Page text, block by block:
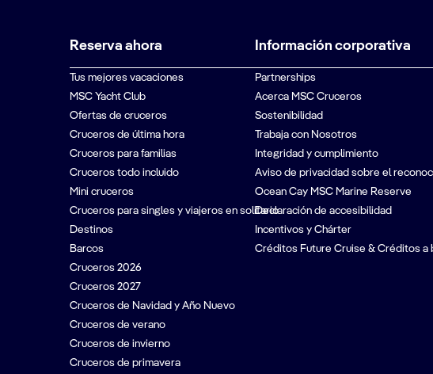
Reserva ahora
Tus mejores vacaciones
MSC Yacht Club
Ofertas de cruceros
Cruceros de última hora
Cruceros para familias
Cruceros todo incluido
Mini cruceros
Cruceros para singles y viajeros en solitario
Destinos
Barcos
Cruceros 2026
Cruceros 2027
Cruceros de Navidad y Año Nuevo
Cruceros de verano
Cruceros de invierno
Cruceros de primavera
Información corporativa
Partnerships
Acerca MSC Cruceros
Sostenibilidad
Trabaja con Nosotros
Integridad y cumplimiento
Aviso de privacidad sobre el
Ocean Cay MSC Marine Reserve
Declaración de accesibilidad
Incentivos y Chárter
Créditos Future Cruise & Créditos a